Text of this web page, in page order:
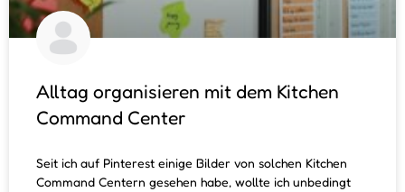
Alltag organisieren mit dem Kitchen
Command Center
Seit ich auf Pinterest einige Bilder von solchen Kitchen
Command Centern gesehen habe, wollte ich unbedingt